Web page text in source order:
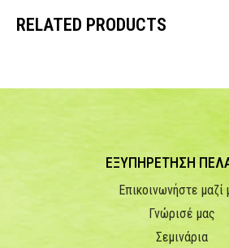
RELATED PRODUCTS
ΕΞΥΠΗΡΕΤΗΣΗ
Επικοινωνήστε μαζί
Γνώρισέ μας
Σεμινάρια